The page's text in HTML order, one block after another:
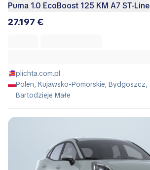
Puma 1.0 EcoBoost 125 KM A7 ST-Line
27.197 €
plichta.com.pl
Polen, Kujawsko-Pomorskie, Bydgoszcz,
Bartodzieje Małe